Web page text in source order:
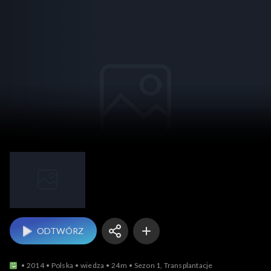
ODTWÓRZ
2014 Polska wiedza 24m Sezon 1, Transplantacje